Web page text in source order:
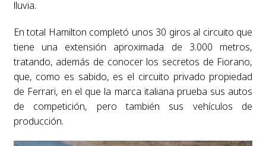
lluvia.
En total Hamilton completó unos 30 giros al circuito que
tiene una extensión aproximada de 3.000 metros,
tratando, además de conocer los secretos de Fiorano,
que, como es sabido, es el circuito privado propiedad
de Ferrari, en el que la marca italiana prueba sus autos
de competición, pero también sus vehículos de
producción.